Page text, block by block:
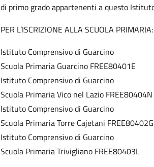
di primo grado appartenenti a questo
PER L’ISCRIZIONE ALLA SCUOLA PRIMARIA:
Istituto Comprensivo di Guarcino
Scuola Primaria Guarcino FREE80401E
Istituto Comprensivo di Guarcino
Scuola Primaria Vico nel Lazio FREE80404N
Istituto Comprensivo di Guarcino
Scuola Primaria Torre Cajetani FREE80402G
Istituto Comprensivo di Guarcino
Scuola Primaria Trivigliano FREE80403L